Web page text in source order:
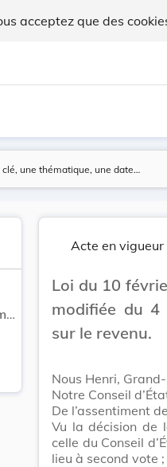
acceptez que des
A108 Loi du 10 février 2021 portant modification de la loi modifiée du 4 décembre 1967 concernant l’impôt sur le revenu.
Acte en vigueur
Loi du 10
modifiée du 4
sur le revenu.
Nous Henri,
Notre Conseil
De l’assentiment
Vu la décision de
celle du Conseil
lieu à second vote ;